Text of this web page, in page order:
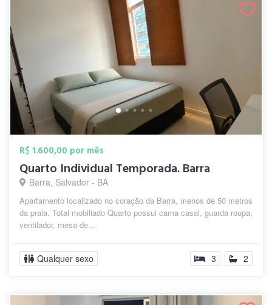
R$ 1.600,00 por mês
Quarto Individual Temporada. Barra
Barra, Salvador - BA
Apartamento localizado no coração da Barra, menos de 50 metros
da praia. Total mobiliado Quarto possui cama casal, guarda roupa,
ventilador, mesa de...
Qualquer sexo 3 2